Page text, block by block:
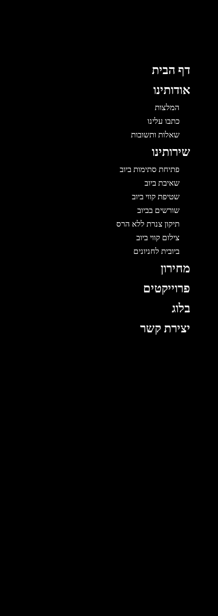
דף הבית
אודותינו
המלצות
כתבו עלינו
שאלות ותשובות
שירותינו
פתיחת סתימות ביוב
שאיבת ביוב
שטיפת קווי ביוב
שורשים בביוב
תיקון צנרת ללא הרס
צילום קווי ביוב
ביובית לחניונים
מחירון
פרוייקטים
בלוג
יצירת קשר